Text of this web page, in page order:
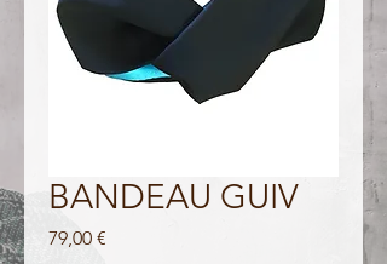
BANDEAU GUIV
79,00 €